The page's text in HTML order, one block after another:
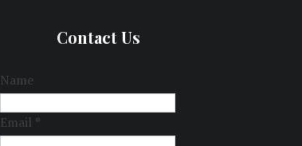
Contact Us
Name
Email *